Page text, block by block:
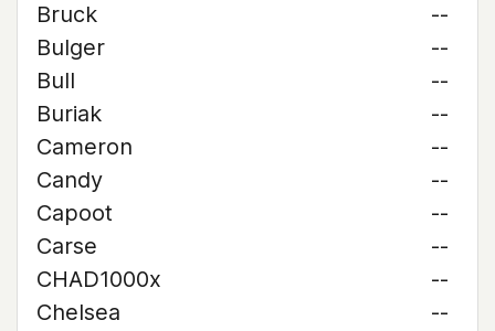
Bruck
--
Bulger
--
Bull
--
Buriak
--
Cameron
--
Candy
--
Capoot
--
Carse
--
CHAD1000x
--
Chelsea
--